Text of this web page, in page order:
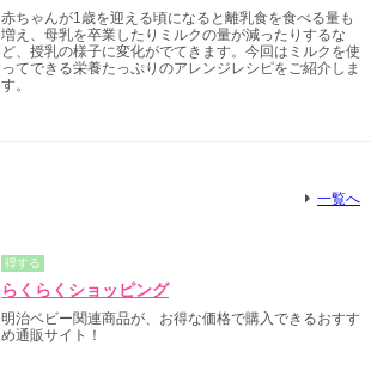
赤ちゃんが1歳を迎える頃になると離乳食を食べる量も
増え、母乳を卒業したりミルクの量が減ったりするな
ど、授乳の様子に変化がでてきます。今回はミルクを使
ってできる栄養たっぷりのアレンジレシピをご紹介しま
す。
一覧へ
得する
らくらくショッピング
明治ベビー関連商品が、お得な価格で購入できるおすす
め通販サイト！